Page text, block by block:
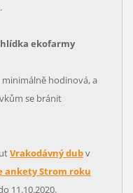
ekofarmy
hodinová, a
se bránit
Vrakodávný dubv
ankety Strom roku
11.10.2020.